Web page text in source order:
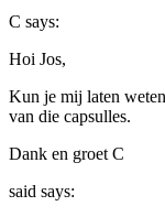
C says:
Hoi Jos,
Kun je mij laten
van die capsulles.
Dank en groet C
said says: